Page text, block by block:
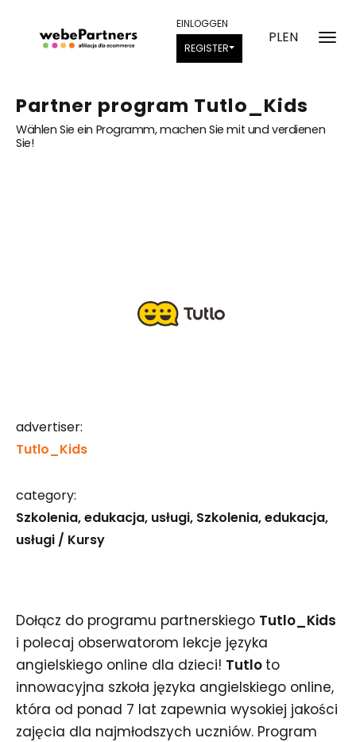
PLEN
EINLOGGEN
REGISTER
Partner program Tutlo_Kids
Wählen Sie ein Programm, machen Sie mit und verdienen
Sie!
advertiser:
Tutlo_Kids
category:
Szkolenia, edukacja, usługi Szkolenia, edukacja,
usługi / Kursy
Dołącz do programu partnerskiego Tutlo_Kids
i polecaj obserwatorom lekcje języka
angielskiego online dla dzieci! Tutlo to
innowacyjna szkoła języka angielskiego online,
która od ponad 7 lat zapewnia wysokiej jakości
zajęcia dla najmłodszych uczniów. Program